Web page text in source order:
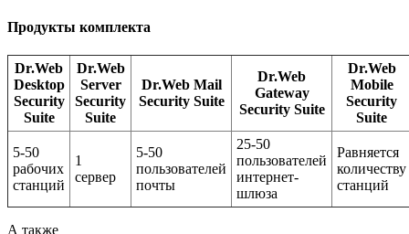
Продукты комплекта
Dr.Web
Desktop
Security
Suite
Dr.Web
Server
Security
Suite
Dr.Web Mail
Security Suite
Dr.Web
Gateway
Security Suite
Dr.Web
Mobile
Security
Suite
5-50
рабочих
станций
1
сервер
5-50
пользователей
почты
25-50
пользователей
интернет-
шлюза
Равняется
количеству
станций
А также